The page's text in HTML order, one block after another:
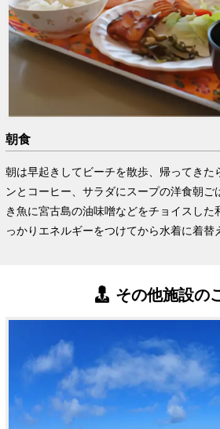
朝食
朝は早起きしてビーチを散歩、帰ってきた
ンとコーヒー、サラダにスープの洋食朝ご
き魚に宮古島の油味噌などをチョイスした
っかりエネルギーをつけてから水着に着替
その他施設の